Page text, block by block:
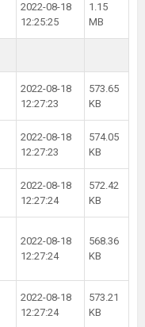
2022-08-18
12:25:25
1.15
MB
2022-08-18
12:27:23
573.65
KB
2022-08-18
12:27:23
574.05
KB
2022-08-18
12:27:24
572.42
KB
2022-08-18
12:27:24
568.36
KB
2022-08-18
12:27:24
573.21
KB